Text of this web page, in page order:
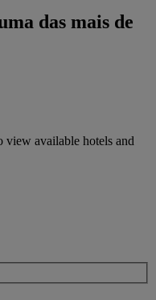
das mais de
view available hotels and